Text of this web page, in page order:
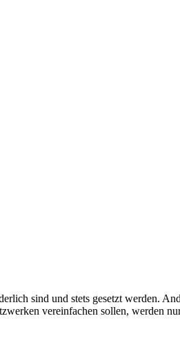
sind und stets gesetzt werden.
vereinfachen sollen, werden